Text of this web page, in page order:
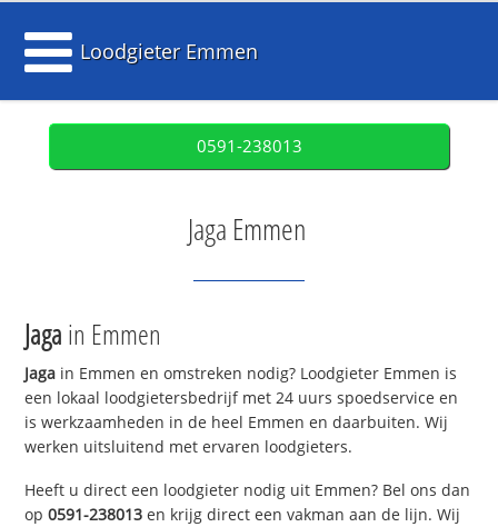
Loodgieter Emmen
0591-238013
Jaga Emmen
Jaga in Emmen
Jaga in Emmen en omstreken nodig? Loodgieter Emmen is
een lokaal loodgietersbedrijf met 24 uurs spoedservice en
is werkzaamheden in de heel Emmen en daarbuiten. Wij
werken uitsluitend met ervaren loodgieters.
Heeft u direct een loodgieter nodig uit Emmen? Bel ons dan
op0591-238013 en krijg direct een vakman aan de lijn. Wij